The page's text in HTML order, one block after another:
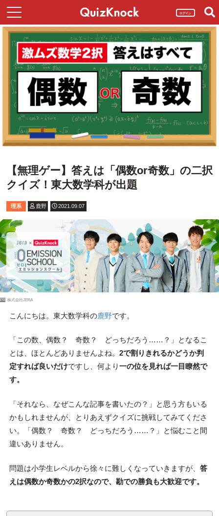
ログイン
【無理ゲー】答えは「偶数or奇数」の二択
クイズ！東大数学科が出題
理系 鹿野 2021.09.07
PR 株式会社JERA
こんにちは。東大数学科の鹿野です。
「この数、偶数？ 奇数？ どっちだろう……？」となるこ
とは、ほとんどありませんよね。 2で割りきれるかどうか判
定すれば良いだけですし、何より一の位を見れば一目瞭然で
す。
「それなら、なぜこんな記事を書いたの？」と思う方もいる
かもしれませんが、とりあえずクイズに挑戦してみてくださ
い。「偶数？ 奇数？ どっちだろう……？」と悩むこと間
違いありません。
問題は小学生レベルから徐々に難しくなっていきますが、 答
えは偶数か奇数かの2択なので、勘での勝負も大歓迎です。